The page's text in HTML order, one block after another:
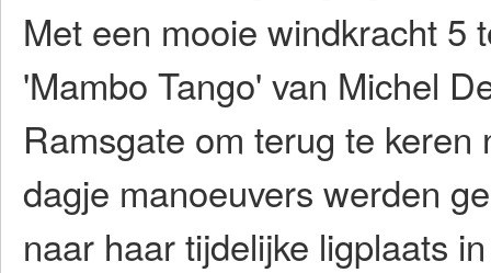
Met een mooie windkracht 5
'Mambo Tango' van Michel
Ramsgate om terug te
dagje manoeuvers werden
naar haar tijdelijke ligplaats